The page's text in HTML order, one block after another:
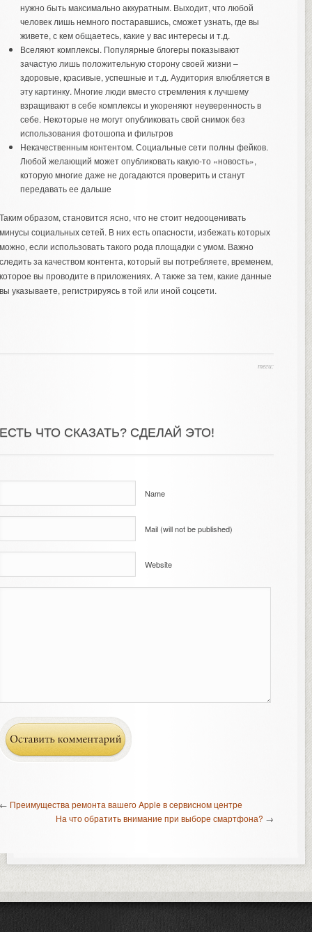
нужно быть максимально аккуратным. Выходит, что любой
человек лишь немного постаравшись, сможет узнать, где вы
живете, с кем общаетесь, какие у вас интересы и т.д.
Вселяют комплексы. Популярные блогеры показывают
зачастую лишь положительную сторону своей жизни –
здоровые, красивые, успешные и т.д. Аудитория влюбляется в
эту картинку. Многие люди вместо стремления к лучшему
взращивают в себе комплексы и укореняют неуверенность в
себе. Некоторые не могут опубликовать свой снимок без
использования фотошопа и фильтров
Некачественным контентом. Социальные сети полны фейков.
Любой желающий может опубликовать какую-то «новость»,
которую многие даже не догадаются проверить и станут
передавать ее дальше
образом, становится ясно, что не стоит недооценивать
социальных сетей. В них есть опасности, избежать которых
если использовать такого рода площадки с умом. Важно
за качеством контента, который вы потребляете, временем,
вы проводите в приложениях. А также за тем, какие данные
указываете, регистрируясь в той или иной соцсети.
теги:
ЧТО СКАЗАТЬ? СДЕЛАЙ ЭТО!
Name
Mail (will not be published)
Website
Преимущества ремонта вашего Apple в сервисном центре
На что обратить внимание при выборе смартфона? →